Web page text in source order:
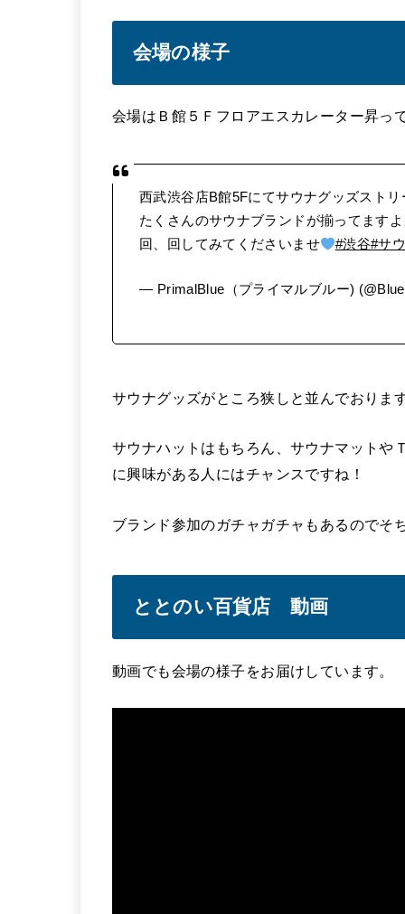
会場の様子
会場はＢ館５Ｆフロアエスカレーター昇っ
西武渋谷店B館5Fにてサウナグッズスト
たくさんのサウナブランドが揃ってます
回、回してみてくださいませ
#渋谷#サ
— PrimalBlue（プライマルブルー)
サウナグッズがところ狭しと並んでおりま
サウナハットはもちろん、サウナマットや
に興味がある人にはチャンスですね！
ブランド参加のガチャガチャもあるのでそ
ととのい百貨店 動画
動画でも会場の様子をお届けしています。